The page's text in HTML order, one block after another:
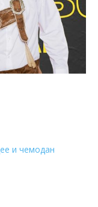
и чемодан